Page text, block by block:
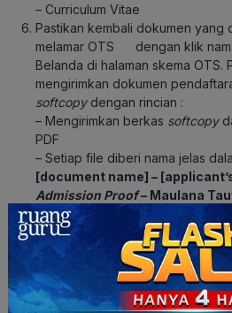
– Curriculum Vitae
Pastikan kembali dokumen yang
melamar OTS dengan klik
Belanda di halaman skema OTS.
mengirimkan dokumen
softcopydengan rincian :
– Mengirimkan berkas softcopy
PDF
– Setiap file diberi nama jelas
[document name] –
Admission Proof– Maulana
– Total seluruh lampiran (
– Tidak perlu menyatukan
Zip / Rar.
– Kirimkan dokumen melalui e-
ots@nesoindonesia.or.id:
Subjek
e-mail: OTS 2021-